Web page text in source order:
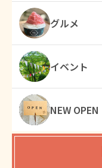
グルメ
イベント
NEW OPEN